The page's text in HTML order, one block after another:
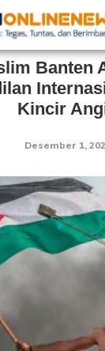
Banten
Kincir
Desember 1,